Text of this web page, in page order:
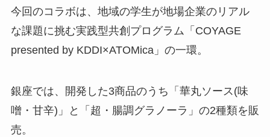
今回のコラボは、地域の学生が地場企業のリアル
な課題に挑む実践型共創プログラム「COYAGE
presented by KDDI×ATOMica」の一環。
銀座では、開発した3商品のうち「華丸ソース(味
噌・甘辛)」と「超・腸調グラノーラ」の2種類を販
売。